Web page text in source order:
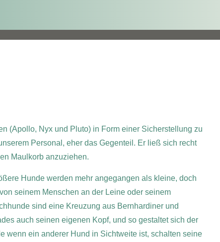
(Apollo, Nyx und Pluto) in Form einer Sicherstellung zu
Personal, eher das Gegenteil. Er ließ sich recht
Maulkorb anzuziehen.
Hunde werden mehr angegangen als kleine, doch
seinem Menschen an der Leine oder seinem
sind eine Kreuzung aus Bernhardiner und
auch seinen eigenen Kopf, und so gestaltet sich der
wenn ein anderer Hund in Sichtweite ist, schalten seine